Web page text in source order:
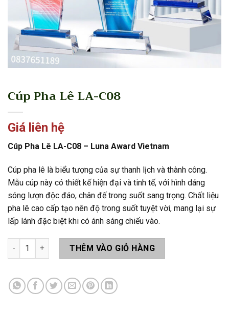
Cúp Pha Lê LA-C08
Giá liên hệ
Cúp Pha Lê LA-C08 – Luna Award Vietnam
Cúp pha lê là biểu tượng của sự thanh lịch và thành công.
Mẫu cúp này có thiết kế hiện đại và tinh tế, với hình dáng
sóng lượn độc đáo, chân đế trong suốt sang trọng. Chất liệu
pha lê cao cấp tạo nên độ trong suốt tuyệt vời, mang lại sự
lấp lánh đặc biệt khi có ánh sáng chiếu vào.
Cúp Pha Lê LA-C08 số lượngTHÊM VÀO GIỎ HÀNG